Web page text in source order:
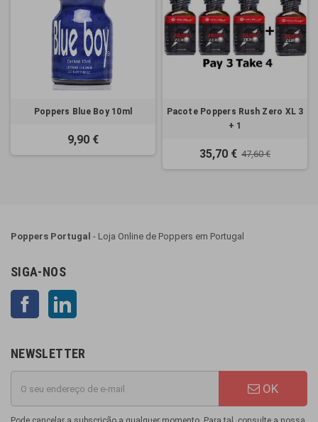
Poppers Blue Boy 10ml
9,90 €
Pacote Poppers Rush Zero XL 3
+ 1
35,70 € 47,60 €
Poppers Portugal - Loja Online de Poppers em Portugal
SIGA-NOS
Facebook
NEWSLETTER
OK